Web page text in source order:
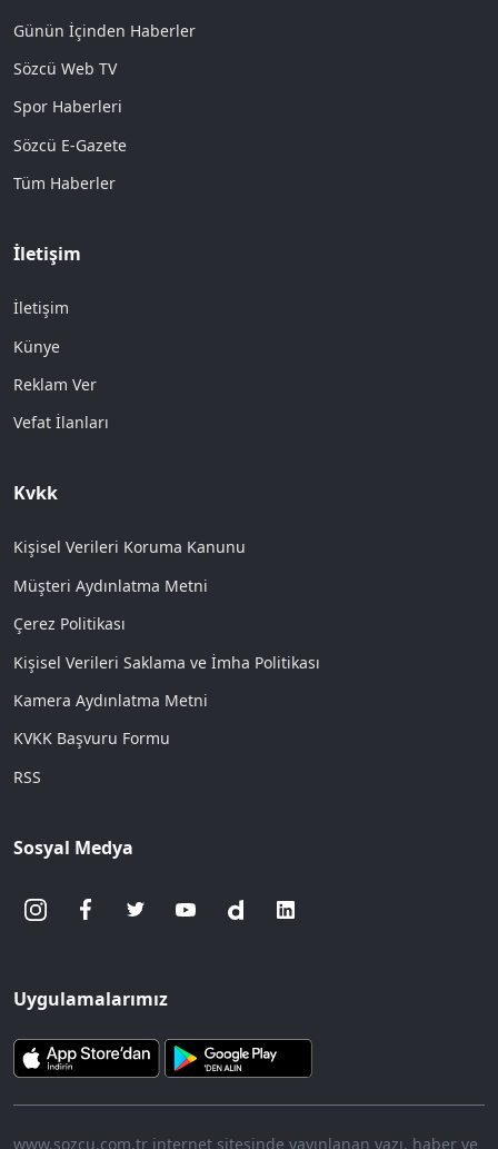
Günün İçinden Haberler
Sözcü Web TV
Spor Haberleri
Sözcü E-Gazete
Tüm Haberler
İletişim
İletişim
Künye
Reklam Ver
Vefat İlanları
Kvkk
Kişisel Verileri Koruma Kanunu
Müşteri Aydınlatma Metni
Çerez Politikası
Kişisel Verileri Saklama ve İmha Politikası
Kamera Aydınlatma Metni
KVKK Başvuru Formu
RSS
Sosyal Medya
Uygulamalarımız
www.sozcu.com.tr internet sitesinde yayınlanan yazı, haber ve